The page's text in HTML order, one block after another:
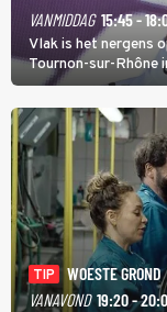
VANMIDDAG 15:45 -
Vlak is het nergens
Tournon-sur-Rhône
kans voor Nienke
TIP
WOESTE GROND
VANAVOND 19:20 -